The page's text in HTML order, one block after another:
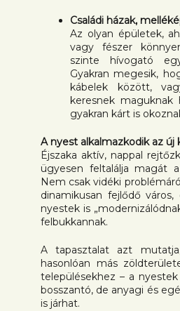
Családi házak,
Az olyan épületek,
vagy fészer
szinte hívogató
Gyakran megesik,
kábelek között,
keresnek
gyakran kárt is
A nyest alkalmazkodik az új
Éjszaka aktív, nappal
ügyesen feltalálja magát
Nem csak vidéki
dinamikusan fejlődő
nyestek is
felbukkannak.
A tapasztalat azt
hasonlóan más
településekhez – a
bosszantó, de anyagi és
is járhat.